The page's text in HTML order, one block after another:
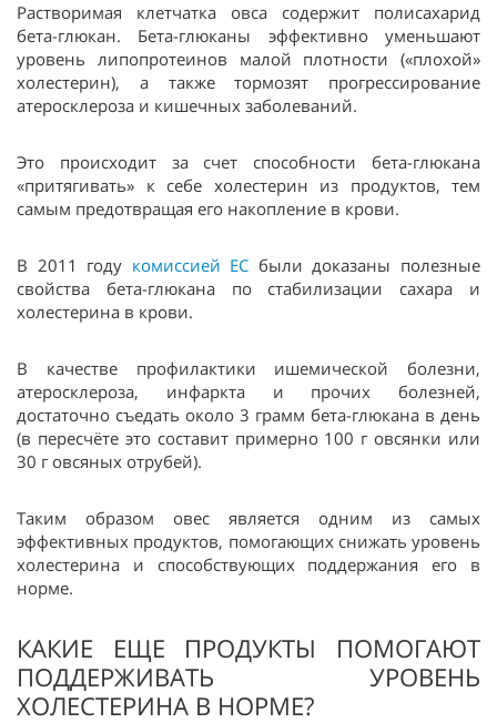
Растворимая клетчатка овса содержит полисахарид
бета-глюкан. Бета-глюканы эффективно уменьшают
уровень липопротеинов малой плотности («плохой»
холестерин), а также тормозят прогрессирование
атеросклероза и кишечных заболеваний.
Это происходит за счет способности бета-глюкана
«притягивать» к себе холестерин из продуктов, тем
самым предотвращая его накопление в крови.
В 2011 году комиссией ЕС были доказаны полезные
свойства бета-глюкана по стабилизации сахара и
холестерина в крови.
В качестве профилактики ишемической болезни,
атеросклероза, инфаркта и прочих болезней,
достаточно съедать около 3 грамм бета-глюкана в день
(в пересчёте это составит примерно 100 г овсянки или
30 г овсяных отрубей).
Таким образом овес является одним из самых
эффективных продуктов, помогающих снижать уровень
холестерина и способствующих поддержания его в
норме.
КАКИЕ ЕЩЕ ПРОДУКТЫ ПОМОГАЮТ
ПОДДЕРЖИВАТЬ УРОВЕНЬ
ХОЛЕСТЕРИНА В НОРМЕ?